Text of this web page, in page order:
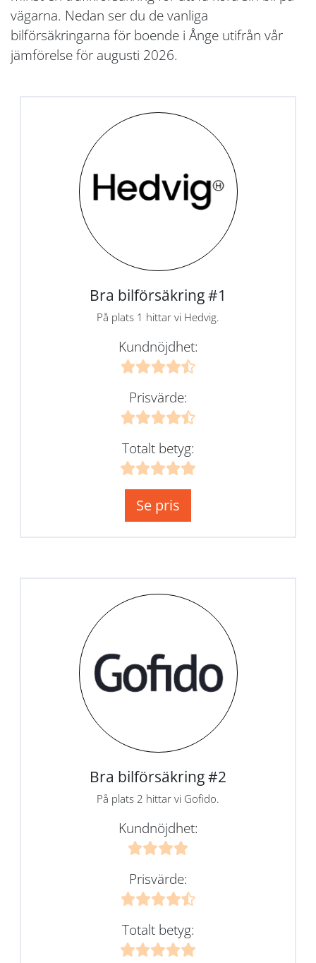
vägarna. Nedan ser du de vanliga
bilförsäkringarna för boende i Ånge utifrån vår
jämförelse för augusti 2026.
Bra bilförsäkring #1
På plats 1 hittar vi Hedvig.
Kundnöjdhet:
Prisvärde:
Totalt betyg:
Se pris
Bra bilförsäkring #2
På plats 2 hittar vi Gofido.
Kundnöjdhet:
Prisvärde:
Totalt betyg: